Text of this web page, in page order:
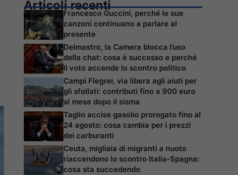
Articoli recenti
Francesco Guccini, perché le sue
canzoni continuano a parlare al
presente
Delmastro, la Camera blocca l’uso
della chat: cosa è successo e perché
il voto accende lo scontro politico
Campi Flegrei, via libera agli aiuti per
gli sfollati: contributi fino a 900 euro
al mese dopo il sisma
Taglio accise gasolio prorogato fino al
24 agosto: cosa cambia per i prezzi
dei carburanti
Ceuta, migliaia di migranti a nuoto
riaccendono lo scontro Italia-Spagna:
cosa sta succedendo